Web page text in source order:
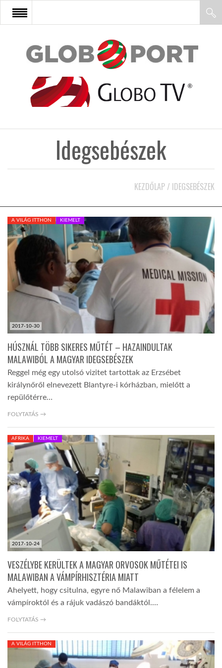
FŐOLDAL
AFRIKA
KÖZEL-KELET
AUSZTRÁLIA
A VILÁG ITTHON
GLOBOTV BP
TROPICALMAGAZIN
GLOBOTV
AFRIKA TUDÁSTÁR
A NAP SZÉPE
LINKTR.EE
GLOBOZSARU
DOBRAVERO.HU
Idegsebészek
KEZDŐLAP / IDEGSEBÉSZEK
2017-10-30
A VILÁG ITTHON KIEMELT
HÚSZNÁL TÖBB SIKERES MŰTÉT – HAZAINDULTAK
MALAWIBÓL A MAGYAR IDEGSEBÉSZEK
Reggel még egy utolsó vizitet tartottak az Erzsébet
királynőről elnevezett Blantyre-i kórházban, mielőtt a
repülőtérre…
FOLYTATÁS →
2017-10-24
AFRIKA KIEMELT
VESZÉLYBE KERÜLTEK A MAGYAR ORVOSOK MŰTÉTEI IS
MALAWIBAN A VÁMPÍRHISZTÉRIA MIATT
Ahelyett, hogy csitulna, egyre nő Malawiban a félelem a
vámpíroktól és a rájuk vadászó bandáktól.…
FOLYTATÁS →
A VILÁG ITTHON